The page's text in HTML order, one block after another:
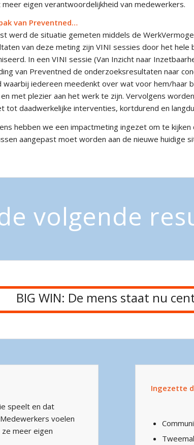
eigen verantwoordelijkheid van medewerkers.
van Preventned…
werd de situatie gemeten middels de
van deze meting zijn VINI sessies door het hele
In een VINI sessie (Van Inzicht naar
van Preventned de onderzoeksresultaten naar
waarbij iedereen meedenkt over wat voor hem/haar
met plezier aan het werk te zijn. Vervolgens
tot daadwerkelijke interventies, kortdurend en
hebben we een impactmeting ingezet om te
aangepast moet worden aan de nieuwe huidige
volgende
BIG WIN: De mens staat nu
speelt en dat
voelen
meer eigen
Ingezette